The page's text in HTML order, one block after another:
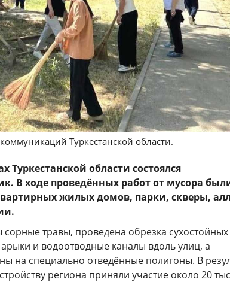
Туркестанской области.
Туркестанской области состоялся
В ходе проведённых работ от мусора
жилых домов, парки, скверы,
травы, проведена обрезка сухостойных
и водоотводные каналы вдоль улиц, а
на специально отведённые полигоны. В
региона приняли участие около 20